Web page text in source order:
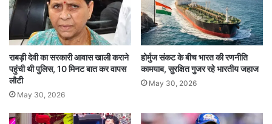
टाइफाइड बुखार है. उसके पूरे शरीर पर दाने निकल आए हैं.
उसका रक्तचाप बहुत कम हो गया है. उसे अस्पताल में भर्ती
कर दवा देने की जरूरत है. नीतीश को भी बहुत कमजोरी है.
उसकी नाड़ी की गति 100 से अधिक हो गई है. गगन को
कमजोरी के साथ-साथ पूरे शरीर पर दाने निकल आए हैं.
पुष्पराज में लीवर खराब होने के शुरुआती लक्षण दिखाई दिए
राबड़ी देवी का सरकारी आवास खाली कराने
पहुंची थी पुलिस, 10 मिनट बात कर वापस
लौटी
May 30, 2026
होर्मुज संकट के बीच भारत की रणनीति
कामयाब, सुरक्षित गुजर रहे भारतीय जहाज
May 30, 2026